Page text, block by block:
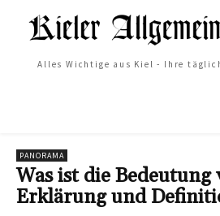
Alles Wichtige aus Kiel - Ihre
PANORAMA
Was ist die Bedeutung
Erklärung und